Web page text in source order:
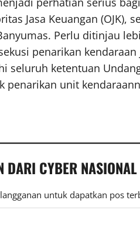
Jasa Keuangan (OJK),
Perlu ditinjau
penarikan
seluruh ketentuan
penarikan unit
DARI CYBER NASIONAL
untuk dapatkan pos